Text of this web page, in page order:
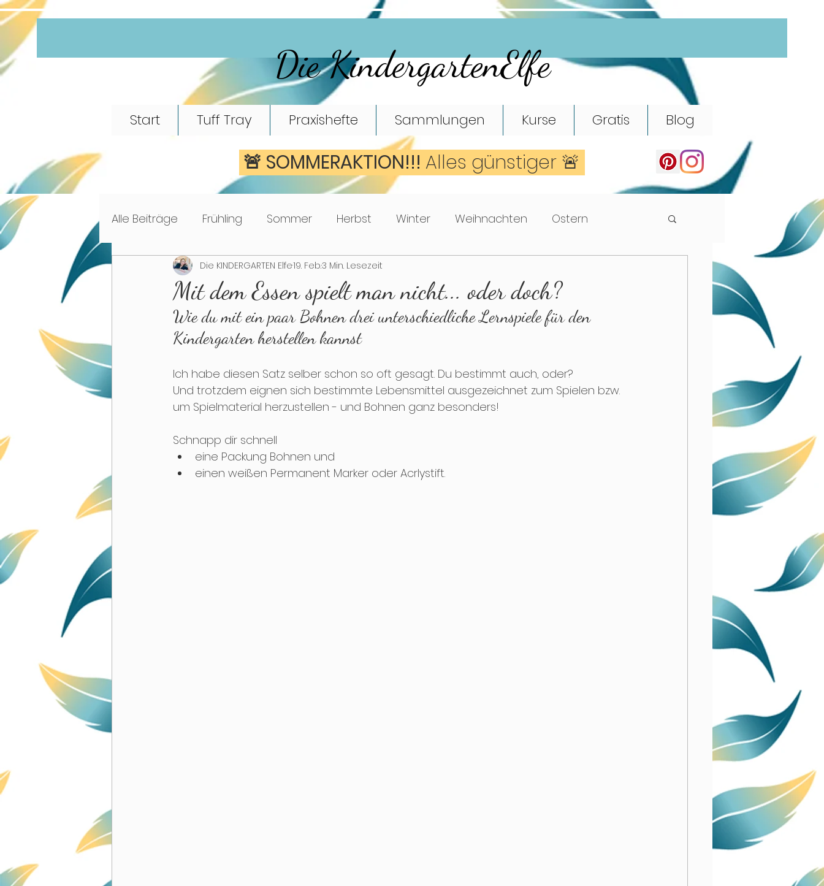
Die KindergartenElfe
Start Tuff Tray Praxishefte Sammlungen Kurse Gratis Blog
🚨 SOMMERAKTION!!! Alles günstiger 🚨
Alle Beiträge Frühling Sommer Herbst Winter Weihnachten Ostern
Morgenkreis Märchen Mathematik
Lernspiel Kreativ Advent Weihnachten Jahreswechsel Tuff Tray
Mit dem Essen spielt man nicht... oder doch?
Die KINDERGARTEN Elfe19. Feb.3 Min. Lesezeit
Wie du mit ein paar Bohnen drei unterschiedliche Lernspiele für den
Kindergarten herstellen kannst
Ich habe diesen Satz selber schon so oft gesagt. Du bestimmt auch, oder?
Und trotzdem eignen sich bestimmte Lebensmittel ausgezeichnet zum Spielen bzw.
um Spielmaterial herzustellen - und Bohnen ganz besonders!
Schnapp dir schnell
eine Packung Bohnen und
einen weißen Permanent Marker oder Acrlystift.